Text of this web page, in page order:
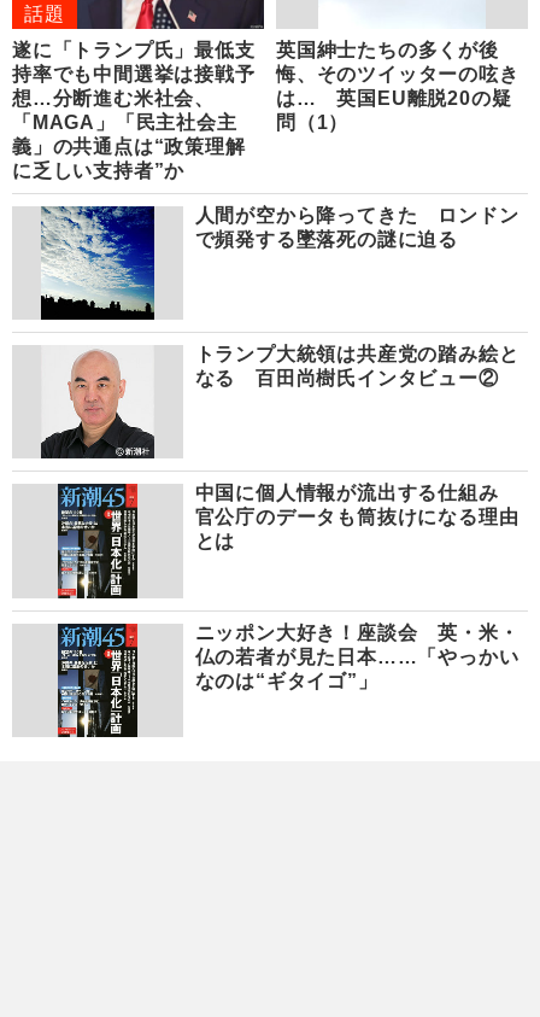
話題
遂に「トランプ氏」最低支
持率でも中間選挙は接戦予
想…分断進む米社会、
「MAGA」「民主社会主
義」の共通点は“政策理解
に乏しい支持者”か
英国紳士たちの多くが後
悔、そのツイッターの呟き
は… 英国EU離脱20の疑
問（1）
人間が空から降ってきた ロンドン
で頻発する墜落死の謎に迫る
トランプ大統領は共産党の踏み絵と
なる 百田尚樹氏インタビュー②
中国に個人情報が流出する仕組み
官公庁のデータも筒抜けになる理由
とは
ニッポン大好き！座談会 英・米・
仏の若者が見た日本……「やっかい
なのは“ギタイゴ”」